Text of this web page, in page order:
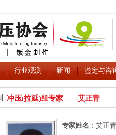
行业观测 新闻 鉴定与咨
冲压(拉延)组专家――艾正青
专家姓名： 艾正青